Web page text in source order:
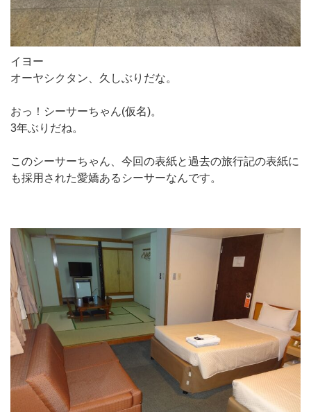
イヨー
オーヤシクタン、久しぶりだな。
おっ！シーサーちゃん(仮名)。
3年ぶりだね。
このシーサーちゃん、今回の表紙と過去の旅行記の表紙に
も採用された愛嬌あるシーサーなんです。